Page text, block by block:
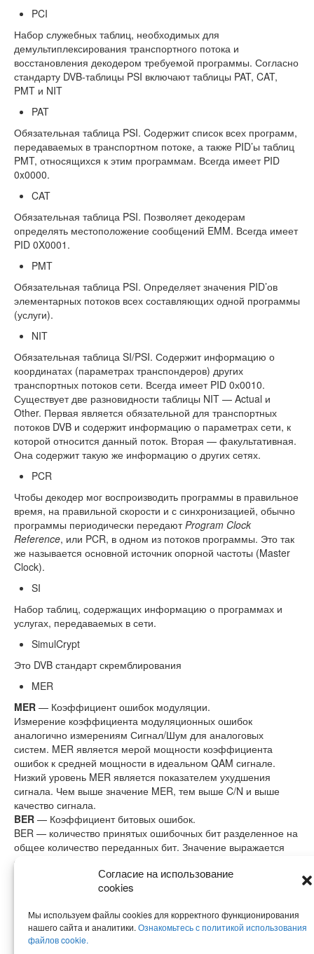
Согласие на использование
cookies
Мы используем файлы cookies для корректного функционирования
нашего сайта и аналитики. Ознакомьтесь с политикой использования
файлов cookie.
PCI
Набор служебных таблиц, необходимых для
демультиплексирования транспортного потока и
восстановления декодером требуемой программы. Согласно
стандарту DVB-таблицы PSI включают таблицы PAT, CAT,
PMT и NIT
PAT
Обязательная таблица PSI. Cодержит список всех программ,
передаваемых в транспортном потоке, а также PID’ы таблиц
PMT, относящихся к этим программам. Всегда имеет PID
0x0000.
CAT
Обязательная таблица PSI. Позволяет декодерам
определять местоположение сообщений EMM. Всегда имеет
PID 0X0001.
PMT
Обязательная таблица PSI. Определяет значения PID’ов
элементарных потоков всех составляющих одной программы
(услуги).
NIT
Обязательная таблица SI/PSI. Содержит информацию о
координатах (параметрах транспондеров) других
транспортных потоков сети. Всегда имеет PID 0х0010.
Существует две разновидности таблицы NIT — Actual и
Other. Первая является обязательной для транспортных
потоков DVB и содержит информацию о параметрах сети, к
которой относится данный поток. Вторая — факультативная.
Она содержит такую же информацию о других сетях.
PCR
Чтобы декодер мог воспроизводить программы в правильное
время, на правильной скорости и с синхронизацией, обычно
программы периодически передаютProgram Clock
Reference, или PCR, в одном из потоков программы. Это так
же называется основной источник опорной частоты (Master
Clock).
SI
Набор таблиц, содержащих информацию о программах и
услугах, передаваемых в сети.
SimulCrypt
Это DVB стандарт скремблирования
MER
MER — Коэффициент ошибок модуляции.
Измерение коэффициента модуляционных ошибок
аналогично измерениям Сигнал/Шум для аналоговых
систем. MER является мерой мощности коэффициента
ошибок к средней мощности в идеальном QAM сигнале.
Низкий уровень MER является показателем ухудшения
сигнала. Чем выше значение MER, тем выше C/N и выше
качество сигнала.
BER — Коэффициент битовых ошибок.
BER — количество принятых ошибочных бит разделенное на
общее количество переданных бит. Значение выражается
обычно в 10-9, это означает что один ошибочный бит был
принят при получении потока информации объемом в 1